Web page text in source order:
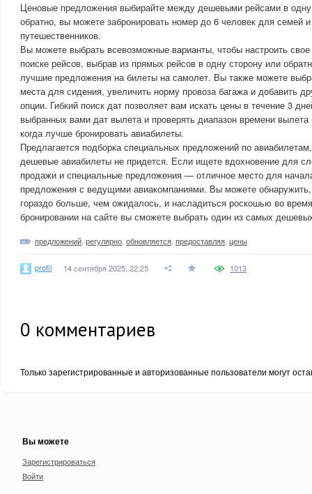
Ценовые предложения выбирайте между дешевыми рейсами в одну
обратно, вы можете забронировать номер до 6 человек для семей
путешественников.
Вы можете выбрать всевозможные варианты, чтобы настроить
поиске рейсов, выбрав из прямых рейсов в одну сторону или
лучшие предложения на билеты на самолет. Вы также можете
места для сидения, увеличить норму провоза багажа и добавить
опции. Гибкий поиск дат позволяет вам искать цены в течение 3
выбранных вами дат вылета и проверять диапазон времени
когда лучше бронировать авиабилеты.
Предлагается подборка специальных предложений по
дешевые авиабилеты не придется. Если ищете вдохновение для
продажи и специальные предложения — отличное место для
предложения с ведущими авиакомпаниями. Вы можете
гораздо больше, чем ожидалось, и насладиться роскошью во
бронировании на сайте вы сможете выбрать один из самых
предложений регулярно обновляется предоставляя цены
profil 14 сентября 2025, 22:25 1013
0 комментариев
Только зарегистрированные и авторизованные пользователи могут
Вы можете
Зарегистрироваться
Войти